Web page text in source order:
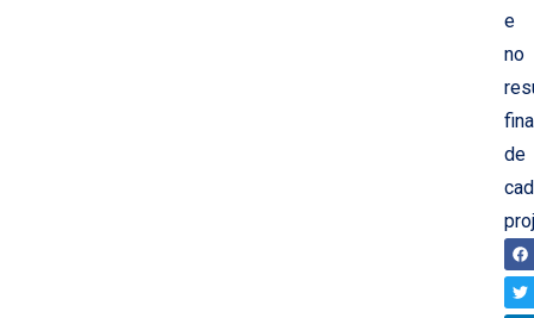
e
no
de